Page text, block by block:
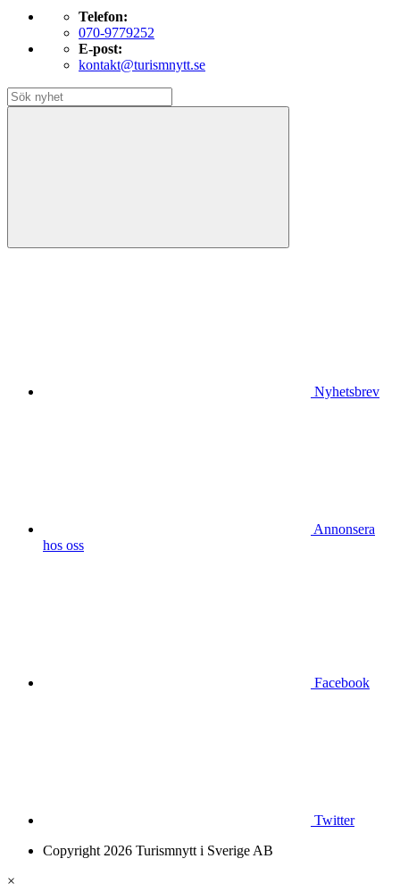
Telefon:
070-9779252
E-post:
kontakt@turismnytt.se
Nyhetsbrev
Annonsera
hos oss
Facebook
Twitter
Copyright 2026 Turismnytt i Sverige AB
×